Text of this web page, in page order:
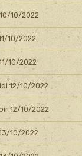
10/2022
10/2022
10/2022
12/10/2022
12/10/2022
10/2022